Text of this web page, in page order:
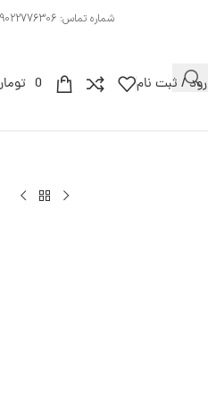
شماره تماس: 09022776306
/ ثبت نام 0